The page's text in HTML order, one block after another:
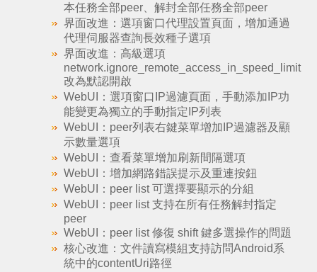
本任務全部peer、解封全部任務全部peer
界面改進：選項窗口代理設置頁面，增加通過
代理伺服器查詢長效種子選項
界面改進：高級選項
network.ignore_remote_access_in_speed_limit
改為默認開啟
WebUI：選項窗口IP過濾頁面，手動添加IP功
能變更為獨立的手動指定IP列表
WebUI：peer列表右鍵菜單增加IP過濾器及顯
示數量選項
WebUI：查看菜單增加刷新間隔選項
WebUI：增加網路錯誤提示及重連按鈕
WebUI：peer list 可選擇要顯示的分組
WebUI：peer list 支持在所有任務解封指定
peer
WebUI：peer list 修復 shift 鍵多選操作的問題
核心改進：文件讀寫模組支持訪問Android系
統中的contentUri路徑